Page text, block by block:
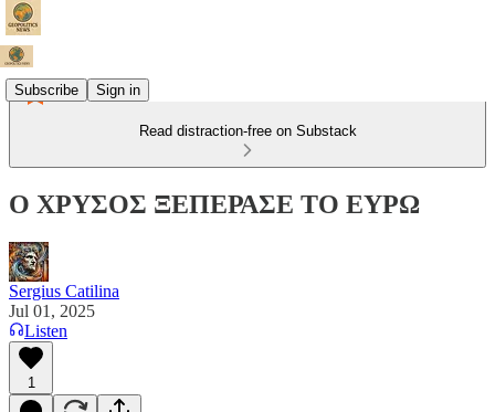
Subscribe Sign in
Read distraction-free on Substack
Ο ΧΡΥΣΟΣ ΞΕΠΕΡΑΣΕ ΤΟ ΕΥΡΩ
Sergius Catilina
Jul 01, 2025
Listen
1